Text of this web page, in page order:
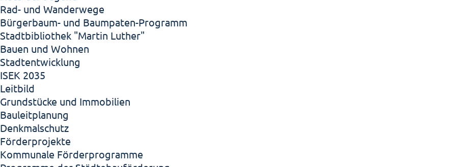
Rad- und Wanderwege
Bürgerbaum- und Baumpaten-Programm
Stadtbibliothek "Martin Luther"
Bauen und Wohnen
Stadtentwicklung
ISEK 2035
Leitbild
Grundstücke und Immobilien
Bauleitplanung
Denkmalschutz
Förderprojekte
Kommunale Förderprogramme